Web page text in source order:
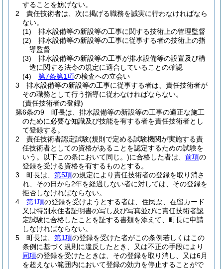
することを妨げない。
2
責任技術者は、次に掲げる職務を誠実に行わなければなら
ない。
(1)
排水設備等の新設等の工事に関する技術上の管理監督
(2)
排水設備等の新設等の工事に従事する者の技術上の指
導監督
(3)
排水設備等の新設等の工事が排水設備等の設置及び構
造に関する法令の規定に適合していることの確認
(4)
第7条第1項の検査への立会い
3
排水設備等の新設等の工事に従事する者は、責任技術者が
その職務として行う指導に従わなければならない。
(責任技術者の登録)
第6条の9
町長は、排水設備等の新設等の工事の適正な施工
のために必要な知識及び技能を有する者を責任技術者とし
て登録する。
2
責任技術者認定試験(規則で定める試験機関が実施する責
任技術者としての資格があることを認定するための試験を
いう。以下この条において同じ。)に合格した者は、 前項の
登録を受ける資格を有するものとする。
3
町長は、 第5項の規定により責任技術者の登録を取り消さ
れ、その日から2年を経過しない者に対しては、その登録を
拒否しなければならない。
4
第1項の登録を受けようとする者は、住民票、在留カード
又は特別永住者証明書の写し及び写真並びに責任技術者認
定試験に合格したことを証する書類を添えて、町長に申請
しなければならない。
5
町長は、 第1項の登録を受けた者がこの条例若しくはこの
条例に基づく規則に違反したとき、又は不正の手段により
同項の登録を受けたときは、その登録を取り消し、又は6月
を超えない範囲内において登録の効力を停止することがで